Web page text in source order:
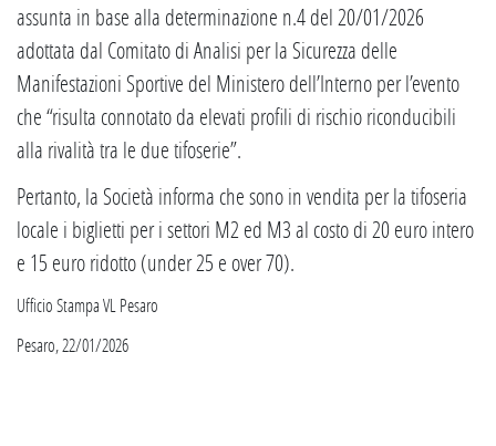
assunta in base alla determinazione n.4 del 20/01/2026
adottata dal Comitato di Analisi per la Sicurezza delle
Manifestazioni Sportive del Ministero dell’Interno per l’evento
che “risulta connotato da elevati profili di rischio riconducibili
alla rivalità tra le due tifoserie”.
Pertanto, la Società informa che sono in vendita per la tifoseria
locale i biglietti per i settori M2 ed M3 al costo di 20 euro intero
e 15 euro ridotto (under 25 e over 70).
Ufficio Stampa VL Pesaro
Pesaro, 22/01/2026